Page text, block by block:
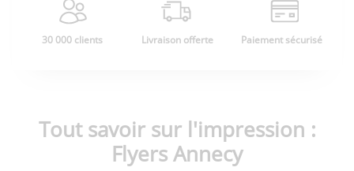
30 000 clients Livraison offerte Paiement sécurisé
Tout savoir sur l'impression :
Flyers Annecy